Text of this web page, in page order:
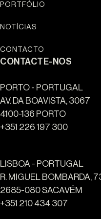
PORTFÓLIO
NOTÍCIAS
CONTACTO
CONTACTE-NOS
PORTO - PORTUGAL
AV. DA BOAVISTA, 3067
4100-136 PORTO
+351 226 197 300
LISBOA - PORTUGAL
R. MIGUEL BOMBARDA,
2685-080 SACAVÉM
+351 210 434 307